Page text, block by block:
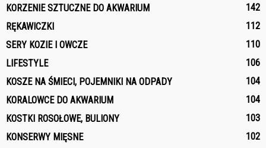
KORZENIE SZTUCZNE DO AKWARIUM
142
RĘKAWICZKI
112
SERY KOZIE I OWCZE
110
LIFESTYLE
106
KOSZE NA ŚMIECI, POJEMNIKI NA ODPADY
104
KORALOWCE DO AKWARIUM
104
KOSTKI ROSOŁOWE, BULIONY
103
KONSERWY MIĘSNE
102